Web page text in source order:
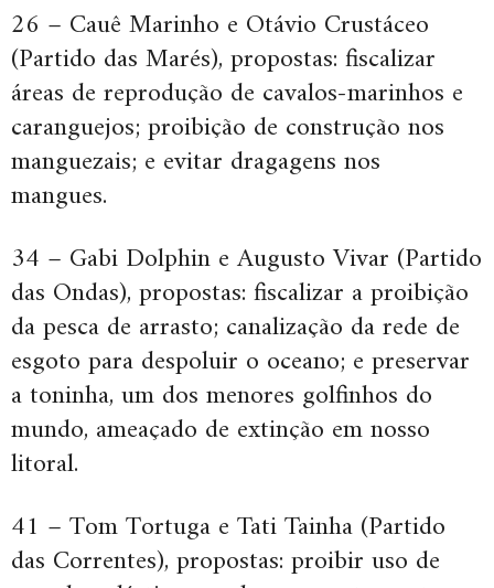
26 – Cauê Marinho e Otávio Crustáceo
(Partido das Marés), propostas: fiscalizar
áreas de reprodução de cavalos-marinhos e
caranguejos; proibição de construção nos
manguezais; e evitar dragagens nos
mangues.
34 – Gabi Dolphin e Augusto Vivar (Partido
das Ondas), propostas: fiscalizar a proibição
da pesca de arrasto; canalização da rede de
esgoto para despoluir o oceano; e preservar
a toninha, um dos menores golfinhos do
mundo, ameaçado de extinção em nosso
litoral.
41 – Tom Tortuga e Tati Tainha (Partido
das Correntes), propostas: proibir uso de